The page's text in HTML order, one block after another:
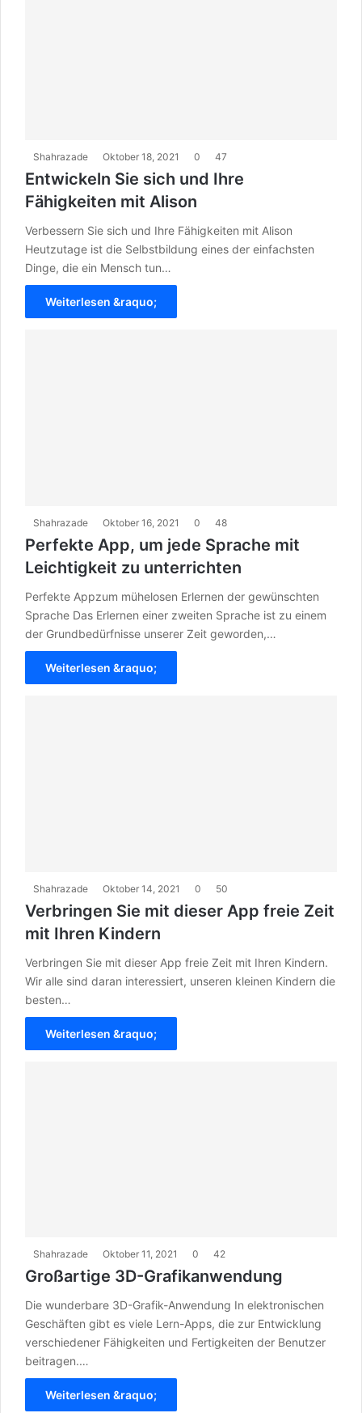
Shahrazade Oktober 18, 2021 0 47
Entwickeln Sie sich und Ihre
Fähigkeiten mit Alison
Verbessern Sie sich und Ihre Fähigkeiten mit Alison
Heutzutage ist die Selbstbildung eines der einfachsten
Dinge, die ein Mensch tun…
Weiterlesen &raquo;
Shahrazade Oktober 16, 2021 0 48
Perfekte App, um jede Sprache mit
Leichtigkeit zu unterrichten
Perfekte Appzum mühelosen Erlernen der gewünschten
Sprache Das Erlernen einer zweiten Sprache ist zu einem
der Grundbedürfnisse unserer Zeit geworden,…
Weiterlesen &raquo;
Shahrazade Oktober 14, 2021 0 50
Verbringen Sie mit dieser App freie Zeit
mit Ihren Kindern
Verbringen Sie mit dieser App freie Zeit mit Ihren Kindern.
Wir alle sind daran interessiert, unseren kleinen Kindern die
besten…
Weiterlesen &raquo;
Shahrazade Oktober 11, 2021 0 42
Großartige 3D-Grafikanwendung
Die wunderbare 3D-Grafik-Anwendung In elektronischen
Geschäften gibt es viele Lern-Apps, die zur Entwicklung
verschiedener Fähigkeiten und Fertigkeiten der Benutzer
beitragen.…
Weiterlesen &raquo;